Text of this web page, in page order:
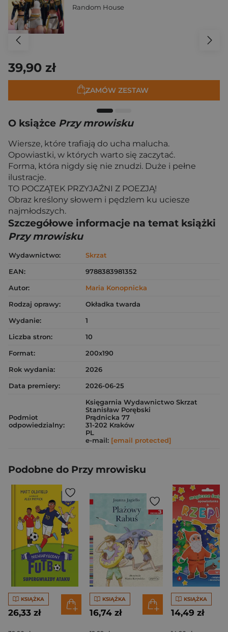
Random House
39,90 zł
ZAMÓW ZESTAW
O książce Przy mrowisku
Wiersze, które trafiają do ucha malucha.
Opowiastki, w których warto się zaczytać.
Forma, która nigdy się nie znudzi. Duże i pełne
ilustracje.
TO POCZĄTEK PRZYJAŹNI Z POEZJĄ!
Obraz kreślony słowem i pędzlem ku uciesze
najmłodszych.
Szczegółowe informacje na temat książki
Przy mrowisku
Wydawnictwo:
Skrzat
EAN:
9788383981352
Autor:
Maria Konopnicka
Rodzaj oprawy:
Okładka twarda
Wydanie:
1
Liczba stron:
10
Format:
200x190
Rok wydania:
2026
Data premiery:
2026-06-25
Podmiot
odpowiedzialny:
Księgarnia Wydawnictwo Skrzat
Stanisław Porębski
Prądnicka 77
31-202 Kraków
PL
e-mail: [email protected]
Podobne do Przy mrowisku
KSIĄŻKA
26,33 zł
KSIĄŻKA
16,74 zł
KSIĄŻKA
14,49 zł